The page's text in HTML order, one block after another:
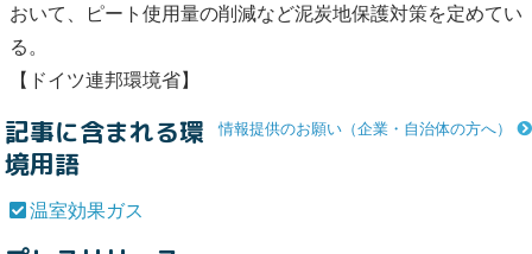
おいて、ピート使用量の削減など泥炭地保護対策を定めてい
る。
【ドイツ連邦環境省】
情報提供のお願い（企業・自治体の方へ）
記事に含まれる環
境用語
温室効果ガス